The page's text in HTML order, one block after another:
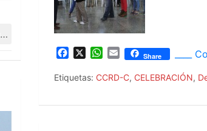
c
W
a
E
a
Share ____
Etiquetas: CCRD-C, CELEBRACIÓN,